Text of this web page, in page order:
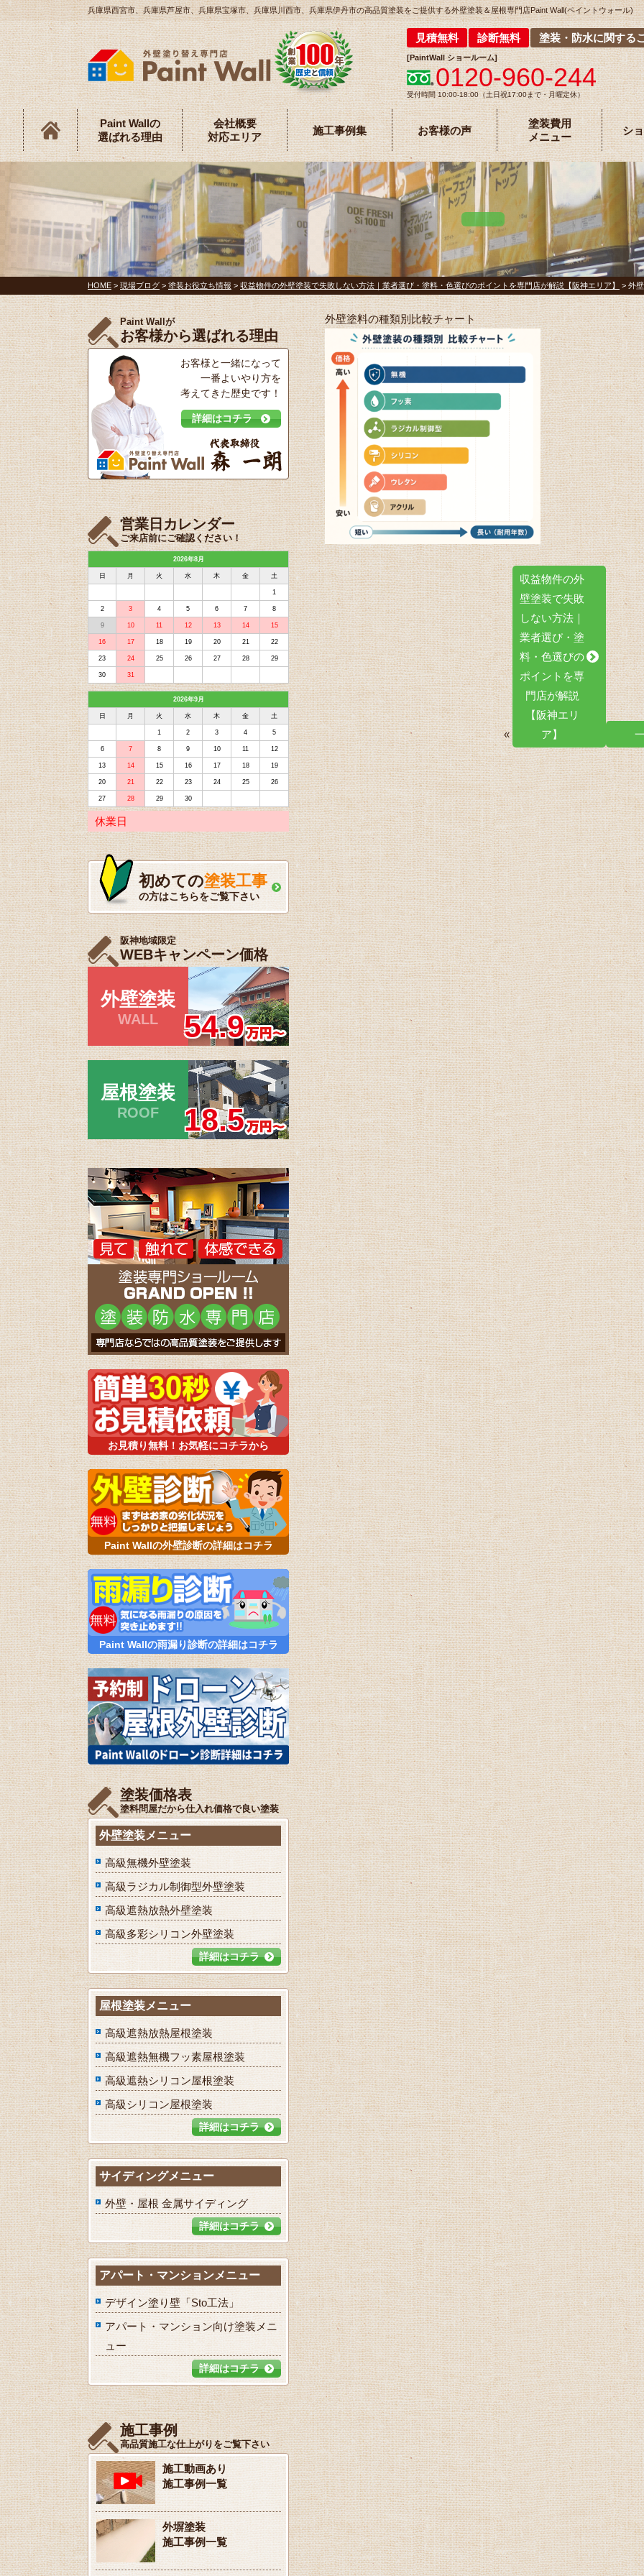
兵庫県西宮市、兵庫県芦屋市、兵庫県宝塚市、兵庫県川西市、兵庫県伊丹市の高品質塗装をご提供する外壁塗装＆屋根専門店Paint Wall(ペイントウォール)
見積無料 診断無料 塗装・防水に関する
[PaintWallショールーム]
0120-960-244
受付時間 10:00-18:00（土日祝17:00まで・月曜定休）
Paint Wallの
選ばれる理由
会社概要
対応エリア
施工事例集 お客様の声
塗装費用
メニュー
シ
HOME > 現場ブログ > 塗装お役立ち情報 > 収益物件の外壁塗装で失敗しない方法｜業者選び・塗料・色選びのポイントを専門店が解説【阪神エリア】 > 外
外壁塗料の種類別比較チャート
«
収益物件の外
壁塗装で失敗
しない方法｜
業者選び・塗
料・色選びの
ポイントを専
門店が解説
【阪神エリ
ア】
Paint Wallが
お客様から選ばれる理由
お客様と一緒になって
一番よいやり方を
考えてきた歴史です！
詳細はコチラ
営業日カレンダー
ご来店前にご確認ください！
2026年8月
日 月 火 水 木 金 土
1
2 3 4 5 6 7 8
9 10 11 12 13 14 15
16 17 18 19 20 21 22
23 24 25 26 27 28 29
30 31
2026年9月
日 月 火 水 木 金 土
1 2 3 4 5
6 7 8 9 10 11 12
13 14 15 16 17 18 19
20 21 22 23 24 25 26
27 28 29 30
休業日
初めての塗装工事
の方はこちらをご覧下さい
阪神地域限定
WEBキャンペーン価格
外壁塗装
WALL 54.9
屋根塗装
ROOF 18.5
お見積り無料！お気軽にコチラから
Paint Wallの外壁診断の詳細はコチラ
Paint Wallの雨漏り診断の詳細はコチラ
塗装価格表
塗料問屋だから仕入れ価格で良い塗装
外壁塗装メニュー
高級無機外壁塗装
高級ラジカル制御型外壁塗装
高級遮熱放熱外壁塗装
高級多彩シリコン外壁塗装
詳細はコチラ
屋根塗装メニュー
高級遮熱放熱屋根塗装
高級遮熱無機フッ素屋根塗装
高級遮熱シリコン屋根塗装
高級シリコン屋根塗装
詳細はコチラ
サイディングメニュー
外壁・屋根 金属サイディング
詳細はコチラ
アパート・マンションメニュー
デザイン塗り壁「Sto工法」
アパート・マンション向け塗装メニ
ュー
詳細はコチラ
施工事例
高品質施工な仕上がりをご覧下さい
施工動画あり
施工事例一覧
外塀塗装
施工事例一覧